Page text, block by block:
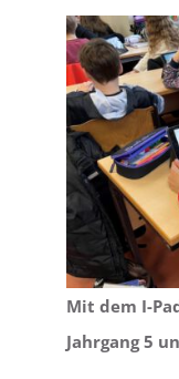
Mit dem I-
Jahrgang 5